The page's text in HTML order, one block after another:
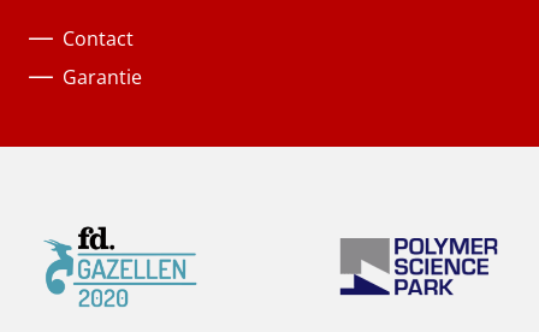
Contact
Garantie